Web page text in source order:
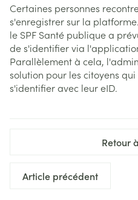
Certaines personnes
s'enregistrer sur la
le SPF Santé publique a
de s'identifier via
Parallèlement à cela,
solution pour les citoyens
s'identifier avec leur eID.
Retour
Article précédent